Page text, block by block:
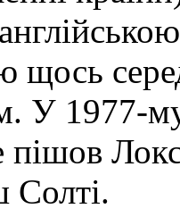
щось
У 1977-му
пішов